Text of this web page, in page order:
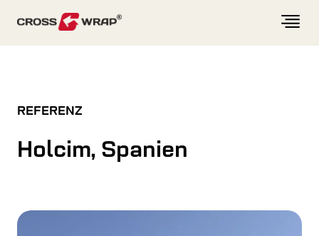
REFERENZ
Holcim, Spanien